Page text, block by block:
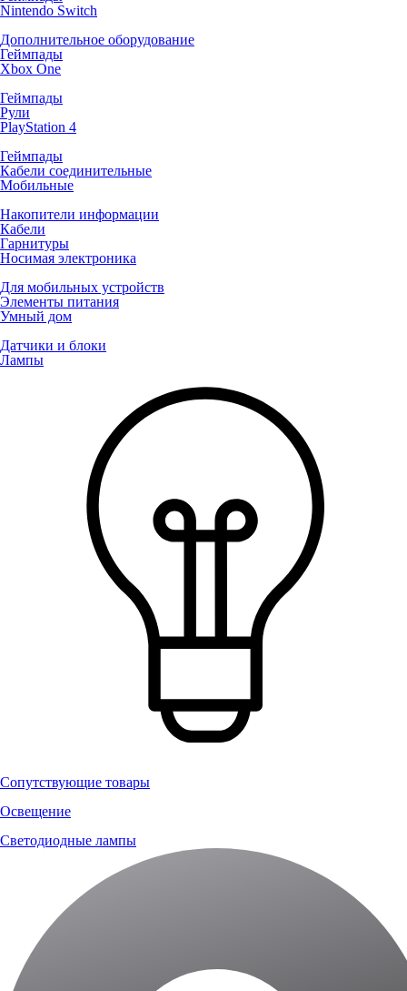
Nintendo Switch
Дополнительное оборудование
Геймпады
Xbox One
Геймпады
Рули
PlayStation 4
Геймпады
Кабели соединительные
Мобильные
Накопители информации
Кабели
Гарнитуры
Носимая электроника
Для мобильных устройств
Элементы питания
Умный дом
Датчики и блоки
Лампы
Сопутствующие товары
Освещение
Светодиодные лампы